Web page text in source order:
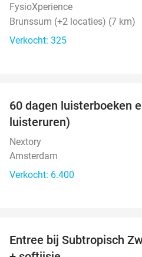
FysioXperience
Brunssum (+2 locaties) (7 km)
Verkocht: 325
60 dagen luisterboeken
luisteruren)
Nextory
Amsterdam
Verkocht: 6.400
Entree bij Subtropisch